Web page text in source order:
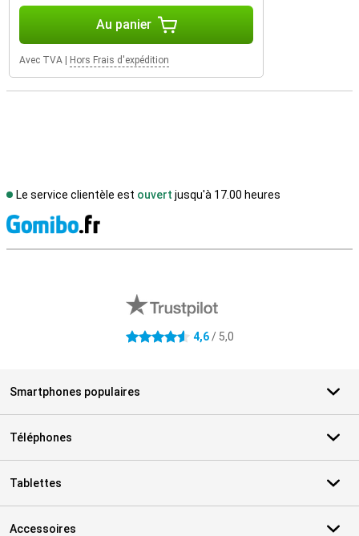
Au panier
Avec TVA Hors Frais d'expédition
Le service clientèle est ouvert jusqu'à 17.00 heures
4.6 étoiles 4,6/ 5,0
Smartphones populaires
Téléphones
Tablettes
Accessoires